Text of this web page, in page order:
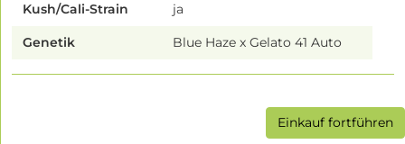
Kush/Cali-Strain ja
Genetik Blue Haze x Gelato 41 Auto
Einkauf fortführen